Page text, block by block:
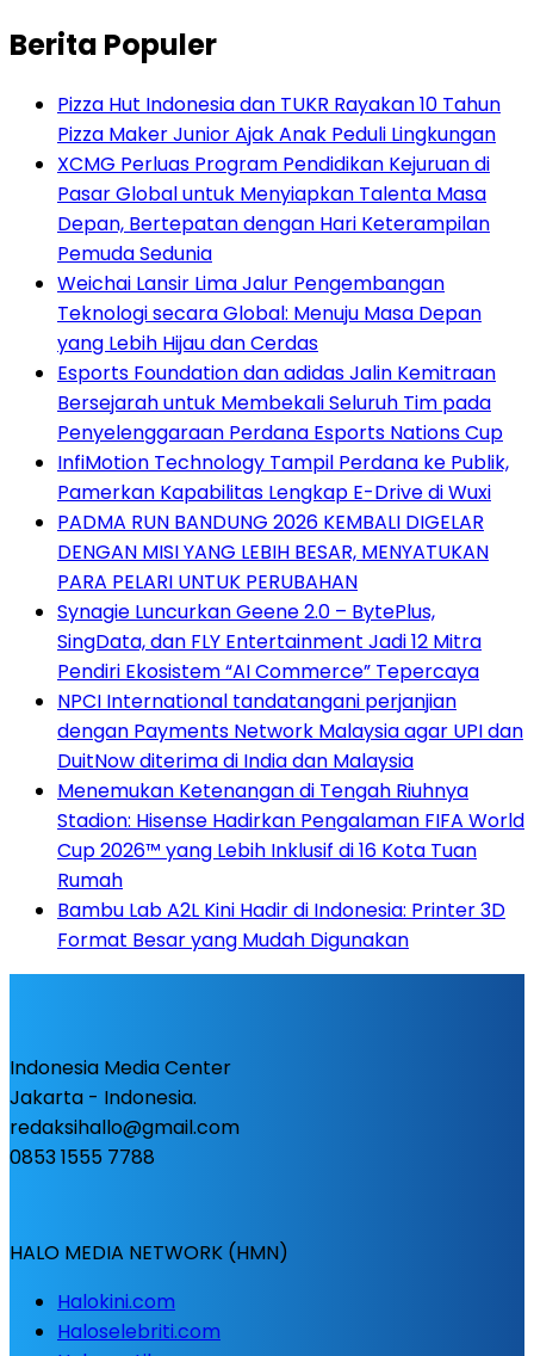
Berita Populer
Pizza Hut Indonesia dan TUKR Rayakan 10 Tahun
Pizza Maker Junior Ajak Anak Peduli Lingkungan
XCMG Perluas Program Pendidikan Kejuruan di
Pasar Global untuk Menyiapkan Talenta Masa
Depan, Bertepatan dengan Hari Keterampilan
Pemuda Sedunia
Weichai Lansir Lima Jalur Pengembangan
Teknologi secara Global: Menuju Masa Depan
yang Lebih Hijau dan Cerdas
Esports Foundation dan adidas Jalin Kemitraan
Bersejarah untuk Membekali Seluruh Tim pada
Penyelenggaraan Perdana Esports Nations Cup
InfiMotion Technology Tampil Perdana ke Publik,
Pamerkan Kapabilitas Lengkap E-Drive di Wuxi
PADMA RUN BANDUNG 2026 KEMBALI DIGELAR
DENGAN MISI YANG LEBIH BESAR, MENYATUKAN
PARA PELARI UNTUK PERUBAHAN
Synagie Luncurkan Geene 2.0 – BytePlus,
SingData, dan FLY Entertainment Jadi 12 Mitra
Pendiri Ekosistem “AI Commerce” Tepercaya
NPCI International tandatangani perjanjian
dengan Payments Network Malaysia agar UPI dan
DuitNow diterima di India dan Malaysia
Menemukan Ketenangan di Tengah Riuhnya
Stadion: Hisense Hadirkan Pengalaman FIFA World
Cup 2026™ yang Lebih Inklusif di 16 Kota Tuan
Rumah
Bambu Lab A2L Kini Hadir di Indonesia: Printer 3D
Format Besar yang Mudah Digunakan
Indonesia Media Center
Jakarta - Indonesia.
redaksihallo@gmail.com
0853 1555 7788
HALO MEDIA NETWORK (HMN)
Halokini.com
Haloselebriti.com